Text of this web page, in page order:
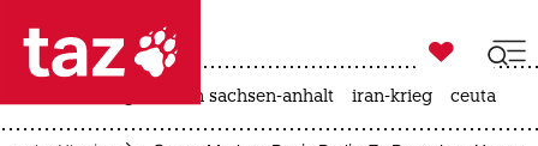

taz zahl ich
landtagswahl in sachsen-anhalt iran-krieg ceuta